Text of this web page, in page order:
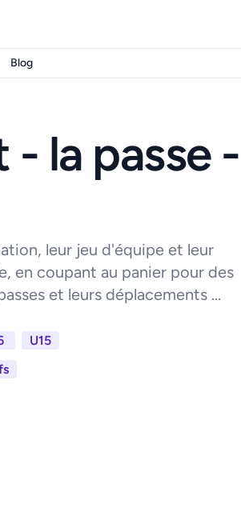
Blog
la passe -
leur jeu d'équipe et leur
en coupant au panier pour des
et leurs déplacements ...
U15